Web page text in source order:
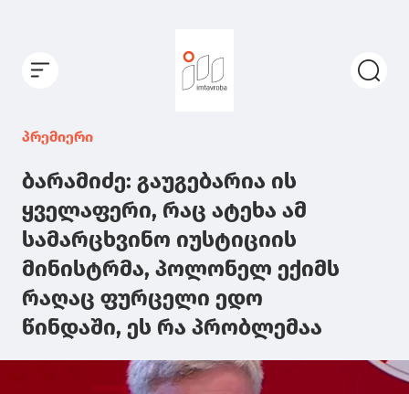
პრემიერი
ბარამიძე: გაუგებარია ის
ყველაფერი, რაც ატეხა ამ
სამარცხვინო იუსტიციის
მინისტრმა, პოლონელ ექიმს
რაღაც ფურცელი ედო
წინდაში, ეს რა პრობლემაა